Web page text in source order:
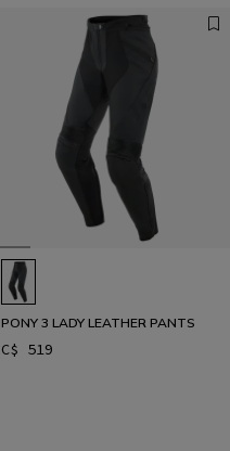
PONY 3 LADY LEATHER PANTS
C$ 519